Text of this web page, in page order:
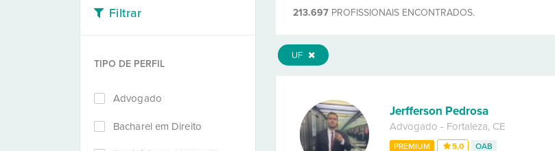
Filtrar
TIPO DE PERFIL
Advogado
Bacharel em Direito
213.697 PROFISSIONAIS ENCONTRADOS.
UF
Jerfferson Pedrosa
Advogado - Fortaleza, CE
PREMIUM 5,0 OAB